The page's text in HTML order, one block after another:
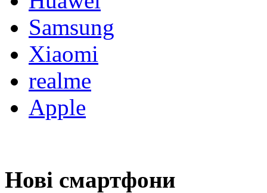
Samsung
Xiaomi
realme
Apple
Нові смартфони